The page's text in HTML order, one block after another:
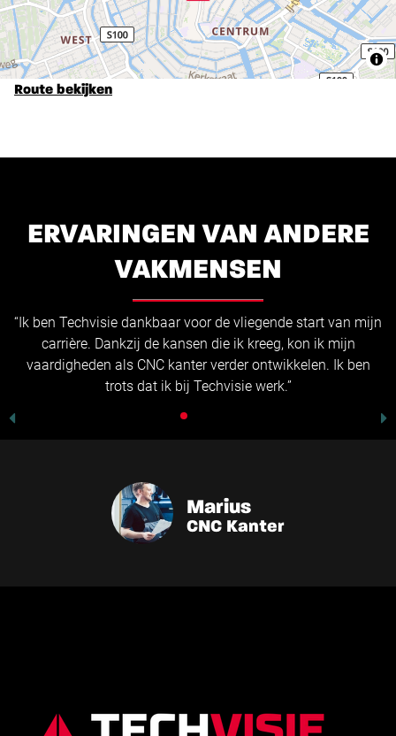
Route bekijken
ERVARINGEN VAN ANDERE
VAKMENSEN
“Ik ben Techvisie dankbaar voor de vliegende start van mijn
carrière. Dankzij de kansen die ik kreeg, kon ik mijn
vaardigheden als CNC kanter verder ontwikkelen. Ik ben
trots dat ik bij Techvisie werk.”
Marius
CNC Kanter